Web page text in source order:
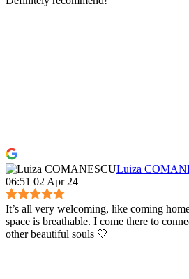
Luiza
06:51 02 Apr 24
It’s all very welcoming, like coming
space is breathable. I come there to
other beautiful souls 🤍